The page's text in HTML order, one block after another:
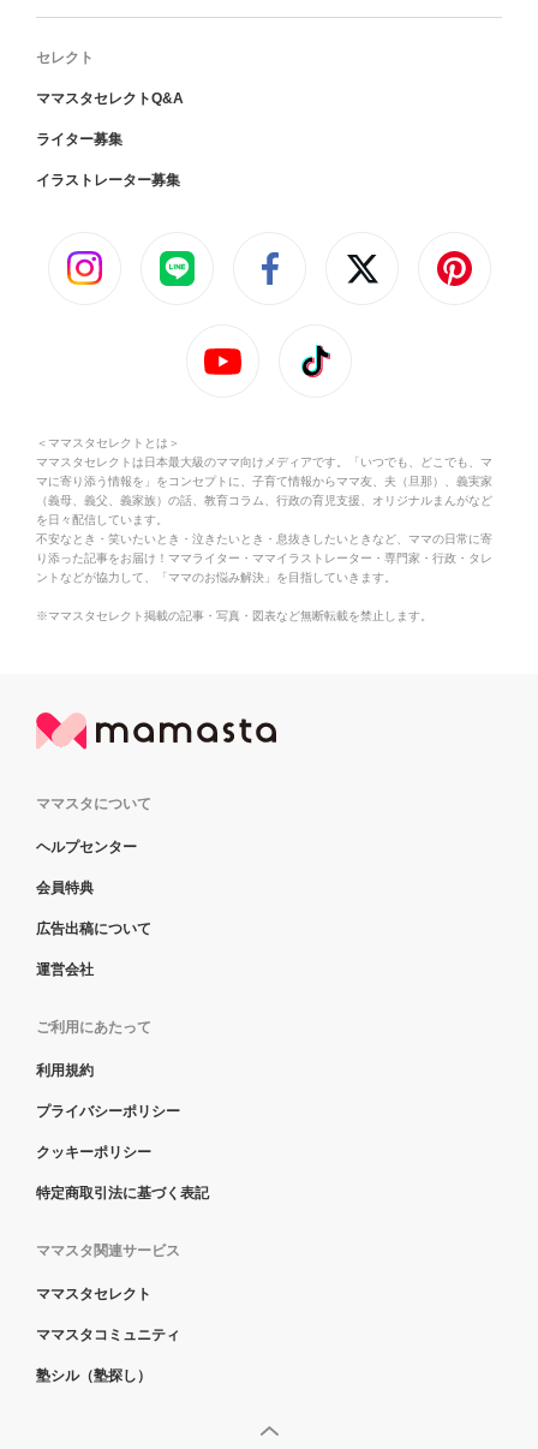
セレクト
ママスタセレクトQ&A
ライター募集
イラストレーター募集
＜ママスタセレクトとは＞
ママスタセレクトは日本最大級のママ向けメディアです。「いつでも、どこでも、マ
マに寄り添う情報を」をコンセプトに、子育て情報からママ友、夫（旦那）、義実家
（義母、義父、義家族）の話、教育コラム、行政の育児支援、オリジナルまんがなど
を日々配信しています。
不安なとき・笑いたいとき・泣きたいとき・息抜きしたいときなど、ママの日常に寄
り添った記事をお届け！ママライター・ママイラストレーター・専門家・行政・タレ
ントなどが協力して、「ママのお悩み解決」を目指していきます。
※ママスタセレクト掲載の記事・写真・図表など無断転載を禁止します。
ママスタについて
ヘルプセンター
会員特典
広告出稿について
運営会社
ご利用にあたって
利用規約
プライバシーポリシー
クッキーポリシー
特定商取引法に基づく表記
ママスタ関連サービス
ママスタセレクト
ママスタコミュニティ
塾シル（塾探し）